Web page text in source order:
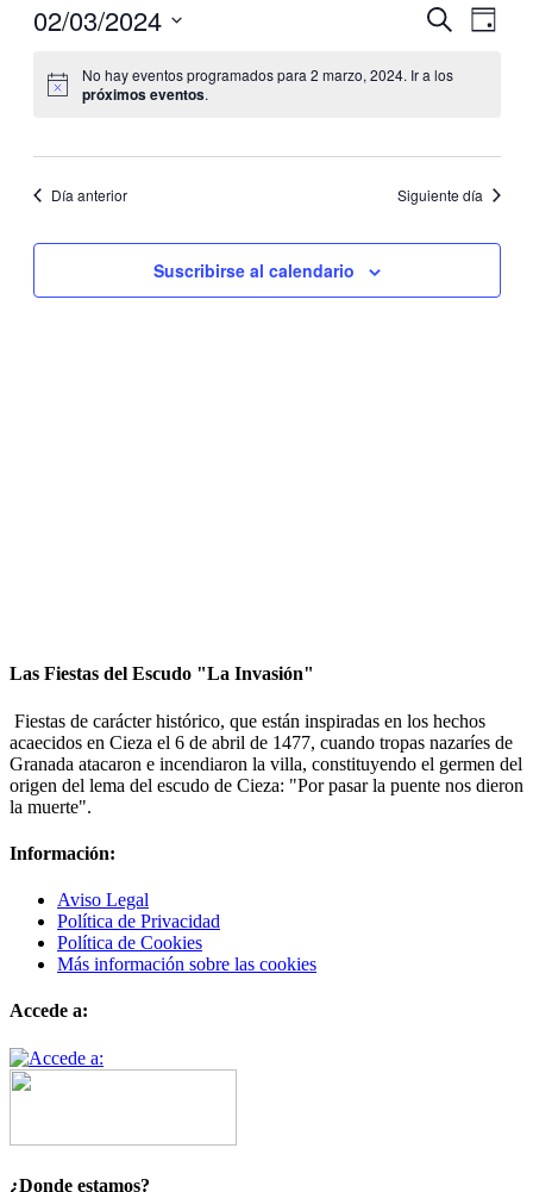
búsqueda
Eventos
Buscar
de
Día
02/03/2024
fecha.
No hay eventos programados para 2 marzo, 2024. Ir a los
próximos eventos.
Día anterior Siguiente día
Suscribirse al calendario
Las Fiestas del Escudo "La Invasión"
Fiestas de carácter histórico, que están inspiradas en los hechos
acaecidos en Cieza el 6 de abril de 1477, cuando tropas nazaríes de
Granada atacaron e incendiaron la villa, constituyendo el germen del
origen del lema del escudo de Cieza: "Por pasar la puente nos dieron
la muerte".
Información:
Aviso Legal
Política de Privacidad
Política de Cookies
Más información sobre las cookies
Accede a:
¿Donde estamos?